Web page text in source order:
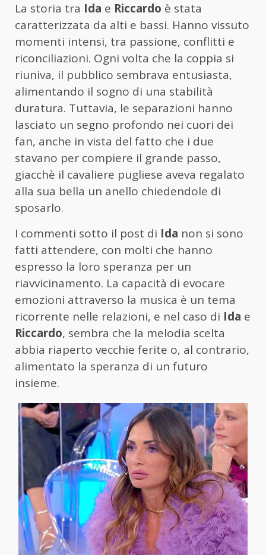
La storia tra Ida e Riccardo è stata
caratterizzata da alti e bassi. Hanno vissuto
momenti intensi, tra passione, conflitti e
riconciliazioni. Ogni volta che la coppia si
riuniva, il pubblico sembrava entusiasta,
alimentando il sogno di una stabilità
duratura. Tuttavia, le separazioni hanno
lasciato un segno profondo nei cuori dei
fan, anche in vista del fatto che i due
stavano per compiere il grande passo,
giacchè il cavaliere pugliese aveva regalato
alla sua bella un anello chiedendole di
sposarlo.
I commenti sotto il post di Ida non si sono
fatti attendere, con molti che hanno
espresso la loro speranza per un
riavvicinamento. La capacità di evocare
emozioni attraverso la musica è un tema
ricorrente nelle relazioni, e nel caso di Ida e
Riccardo, sembra che la melodia scelta
abbia riaperto vecchie ferite o, al contrario,
alimentato la speranza di un futuro
insieme.